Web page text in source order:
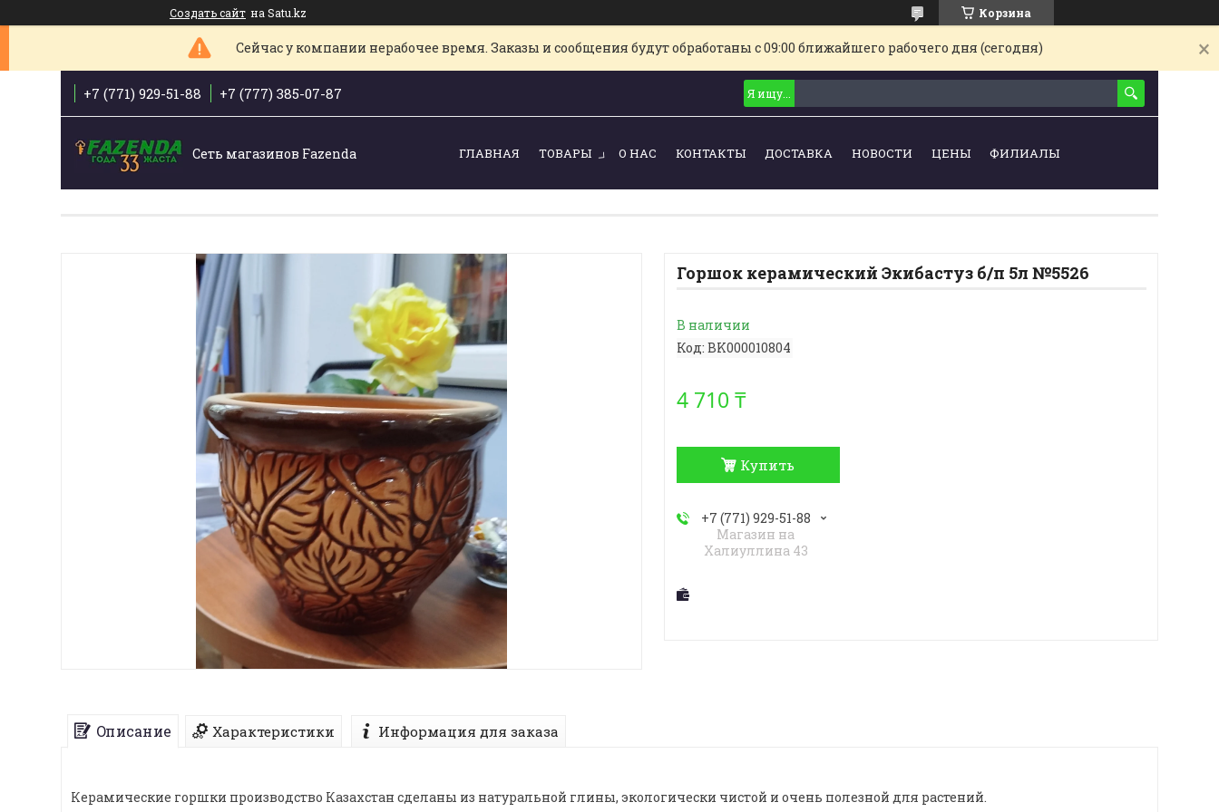
Создать сайт на Satu.kz Корзина
Сейчас у компании нерабочее время. Заказы и сообщения будут обработаны с 09:00 ближайшего рабочего дня (сегодня)
+7 (771) 929-51-88 +7 (777) 385-07-87
Сеть магазинов Fazenda ГЛАВНАЯ ТОВАРЫ О НАС КОНТАКТЫ ДОСТАВКА НОВОСТИ ЦЕНЫ ФИЛИАЛЫ
Горшок керамический Экибастуз б/п 5л №5526
В наличии
Код: BK000010804
4 710 ₸
Купить
+7 (771) 929-51-88
Магазин на
Халиуллина 43
Описание Характеристики Информация для заказа
Керамические горшки производство Казахстан сделаны из натуральной глины, экологически чистой и очень полезной для растений.